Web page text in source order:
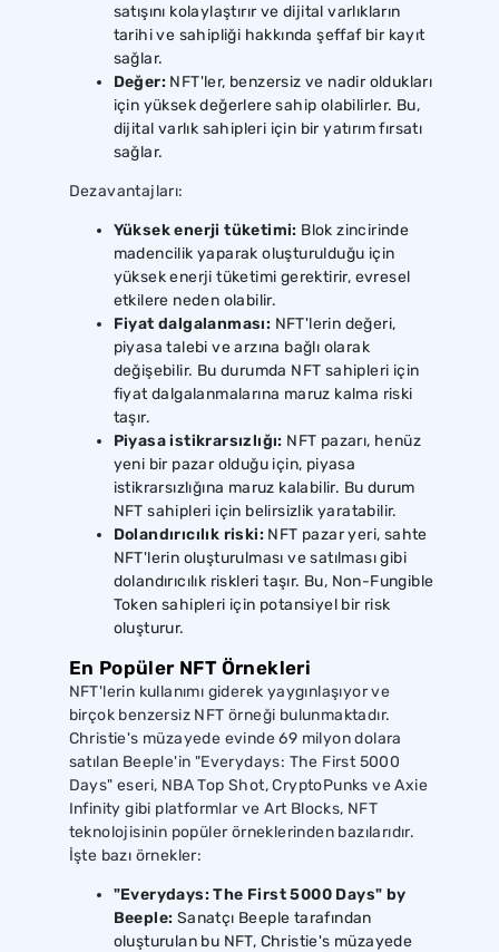
satışını kolaylaştırır ve dijital varlıkların
tarihi ve sahipliği hakkında şeffaf bir kayıt
sağlar.
Değer: NFT'ler, benzersiz ve nadir oldukları
için yüksek değerlere sahip olabilirler. Bu,
dijital varlık sahipleri için bir yatırım fırsatı
sağlar.
Dezavantajları:
Yüksek enerji tüketimi: Blok zincirinde
madencilik yaparak oluşturulduğu için
yüksek enerji tüketimi gerektirir, evresel
etkilere neden olabilir.
Fiyat dalgalanması: NFT'lerin değeri,
piyasa talebi ve arzına bağlı olarak
değişebilir. Bu durumda NFT sahipleri için
fiyat dalgalanmalarına maruz kalma riski
taşır.
Piyasa istikrarsızlığı: NFT pazarı, henüz
yeni bir pazar olduğu için, piyasa
istikrarsızlığına maruz kalabilir. Bu durum
NFT sahipleri için belirsizlik yaratabilir.
Dolandırıcılık riski: NFT pazar yeri, sahte
NFT'lerin oluşturulması ve satılması gibi
dolandırıcılık riskleri taşır. Bu, Non-Fungible
Token sahipleri için potansiyel bir risk
oluşturur.
En Popüler NFT Örnekleri
NFT'lerin kullanımı giderek yaygınlaşıyor ve
birçok benzersiz NFT örneği bulunmaktadır.
Christie's müzayede evinde 69 milyon dolara
satılan Beeple'in "Everydays: The First 5000
Days" eseri, NBA Top Shot, CryptoPunks ve Axie
Infinity gibi platformlar ve Art Blocks, NFT
teknolojisinin popüler örneklerinden bazılarıdır.
İşte bazı örnekler:
"Everydays: The First 5000 Days" by
Beeple: Sanatçı Beeple tarafından
oluşturulan bu NFT, Christie's müzayede